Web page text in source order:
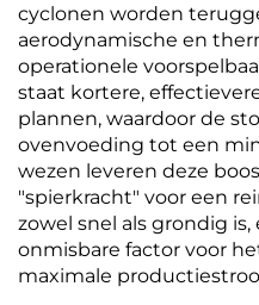
cyclonen worden
aerodynamische en
operationele
staat kortere,
plannen, waardoor de
ovenvoeding tot een
wezen leveren deze
"spierkracht" voor een
zowel snel als grondig
onmisbare factor voor
maximale